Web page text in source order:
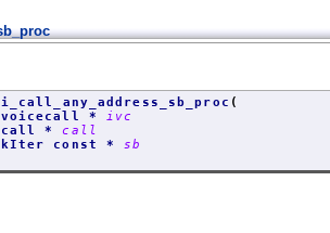
(
* ivc
*call
const *sb